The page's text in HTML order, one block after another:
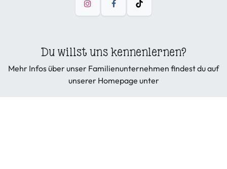
Du willst uns kennenlernen?
Mehr Infos über unser Familienunternehmen findest du auf
unserer Homepage unter